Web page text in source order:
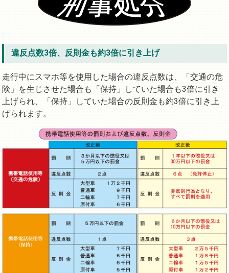
違反点数3倍、反則金も約3倍に引き上げ
走行中にスマホ等を使用した場合の違反点数は、「交通の危
険」を生じさせた場合も「保持」していた場合も3倍に引き
上げられ、「保持」していた場合の反則金も約3倍に引き上
げられます。